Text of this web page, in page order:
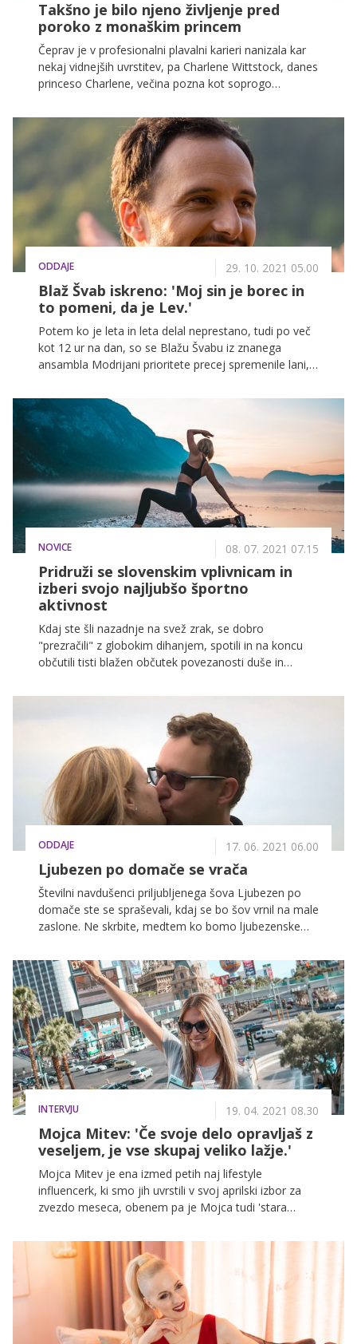
Takšno je bilo njeno življenje pred
poroko z monaškim princem
Čeprav je v profesionalni plavalni karieri nanizala kar
nekaj vidnejših uvrstitev, pa Charlene Wittstock, danes
princeso Charlene, večina pozna kot soprogo
namreč že od vsega začetka poželo veliko zanimanje
svetovne javnosti ter medijev, predvsem zato, ker je
princ pred tem veljal za nepoboljšljivega playboya, ki
se ni nameraval ustaliti. No, vse dokler v njegovo
življenje ni vstopila dvajset let mlajša svetlolaska in
mu povsem zamajala tla pod nogami.
ODDAJE 29. 10. 2021 05.00
Blaž Švab iskreno: 'Moj sin je borec in
to pomeni, da je Lev.'
Potem ko je leta in leta delal neprestano, tudi po več
kot 12 ur na dan, so se Blažu Švabu iz znanega
ansambla Modrijani prioritete precej spremenile lani,
tik pred globalno pandemijo, kar je Blažu še olajšalo
to, da več časa preživi s svojim prvorojencem, o tej
veliki življenjski prelomnici pa je minulo nedeljo prvič
spregovoril tudi v oddaji Ena na ena.
NOVICE 08. 07. 2021 07.15
Pridruži se slovenskim vplivnicam in
izberi svojo najljubšo športno
aktivnost
Kdaj ste šli nazadnje na svež zrak, se dobro
"prezračili" z globokim dihanjem, spotili in na koncu
občutili tisti blažen občutek povezanosti duše in
more spregledati, da je velikokrat zelo stresno. Živimo
nezdravo, preveč površinsko, zelo hitro, preveč
sedimo in se veliko premalo gibamo. Zato je skrajni
čas, da dokončno sprejmemo in udejanimo obče
sprejeto resnico, ki pravi, da je gibanje vir zdravja in
dobrega počutja. Gibanje nas namreč oblikuje, radosti
in polni od zgodnjega otroštva do pozne starosti.
ODDAJE 17. 06. 2021 06.00
Ljubezen po domače se vrača
Številni navdušenci priljubljenega šova Ljubezen po
domače ste se spraševali, kdaj se bo šov vrnil na male
zaslone. Ne skrbite, medtem ko bomo ljubezenske
bomo že naslednji teden v posebni predstavitveni
oddaji spoznali nove junake, ki so pripravljeni, da svoji
samoti naredijo konec. Naslednjo sredo, 23. junija, na
POP TV namreč ekskluzivno prihaja predstavitev
junakov 6. sezone. In kdo so?
INTERVJU 19. 04. 2021 08.30
Mojca Mitev: 'Če svoje delo opravljaš z
veseljem, je vse skupaj veliko lažje.'
Mojca Mitev je ena izmed petih naj lifestyle
influencerk, ki smo jih uvrstili v svoj aprilski izbor za
zvezdo meseca, obenem pa je Mojca tudi 'stara
ambasadorka spletnega portala Zadovoljna.si. Modna
in lepotna navdušenka, mama dveh otrok in strastna
popotnica ... Tako bi lahko opisali Mariborčanko, ki se
z družino trenutno potepa po vroči Kaliforniji. "Najbolj
dragocena od vsega je celotna izkušnja potovanja v
drugo državo. Da začutiš novo kulturo, imaš možnost